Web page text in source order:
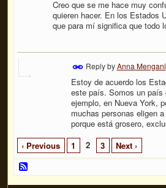
Creo que se me hace muy
quieren hacer. En los Estados
que para mí significa que todo
Reply byAnna Mengani
Estoy de acuerdo los
este país. Somos un país
ejemplo, en Nueva York,
muchas personas eligen
porque está grosero,
‹ Previous
1 2 3 Next ›